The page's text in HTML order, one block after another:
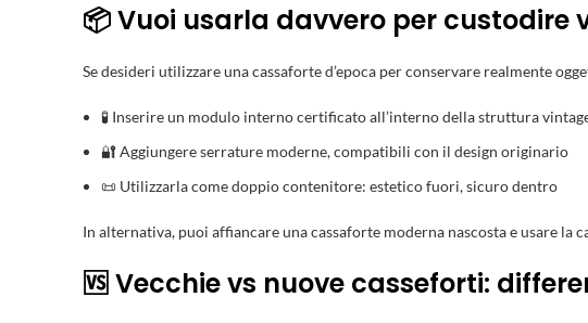
📦 Vuoi usarla davvero per custodire
Se desideri utilizzare una cassaforte d’epoca per conservare realmente
🧪 Inserire un modulo interno certificato all’interno della struttura
🔐 Aggiungere serrature moderne, compatibili con il design originario
📜 Utilizzarla come doppio contenitore: estetico fuori, sicuro dentro
In alternativa, puoi affiancare una cassaforte moderna nascosta e usare la
🆚 Vecchie vs nuove casseforti: